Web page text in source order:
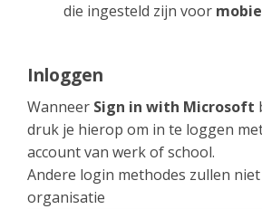
die ingesteld zijn voor
Inloggen
Wanneer Sign in with Microsoft
druk je hierop om in te loggen
account van werk of school.
Andere login methodes zullen
organisatie